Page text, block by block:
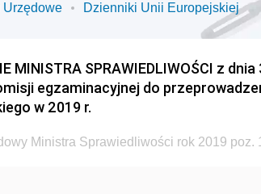
Urzędowe Dzienniki Unii Europejskiej
MINISTRA SPRAWIEDLIWOŚCI z
egzaminacyjnej do
w 2019 r.
Ministra Sprawiedliwości rok 2019 poz.